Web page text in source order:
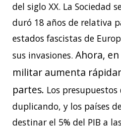
del siglo XX. La Sociedad
duró 18 años de relativa
estados fascistas de
sus invasiones. Ahora,
militar aumenta
partes. Los presupuestos
duplicando, y los países
destinar el 5% del PIB a